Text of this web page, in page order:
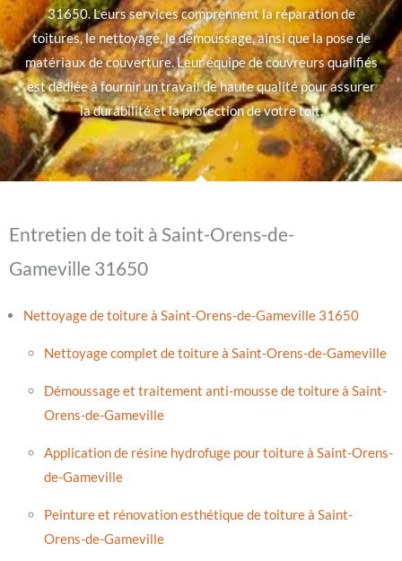
31650. Leurs services comprennent la réparation de
toitures, le nettoyage, le démoussage, ainsi que la pose de
matériaux de couverture. Leur équipe de couvreurs qualifiés
est dédiée à fournir un travail de haute qualité pour assurer
la durabilité et la protection de votre toit.
Entretien de toit à Saint-Orens-de-
Gameville 31650
Nettoyage de toiture à Saint-Orens-de-Gameville 31650
Nettoyage complet de toiture à Saint-Orens-de-Gameville
Démoussage et traitement anti-mousse de toiture à Saint-
Orens-de-Gameville
Application de résine hydrofuge pour toiture à Saint-Orens-
de-Gameville
Peinture et rénovation esthétique de toiture à Saint-
Orens-de-Gameville